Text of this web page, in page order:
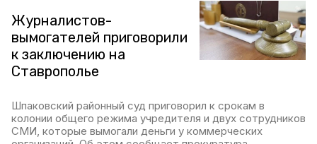
Журналистов-
вымогателей приговорили
к заключению на
Ставрополье
Шпаковский районный суд приговорил к срокам в
колонии общего режима учредителя и двух сотрудников
СМИ, которые вымогали деньги у коммерческих